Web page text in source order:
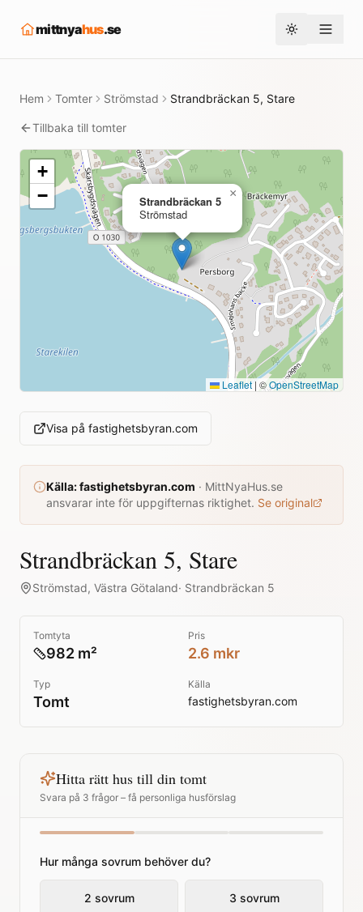
mittnyahus.se Toggle theme
Hem Tomter Strömstad Strandbräckan 5, Stare
Tillbaka till tomter
Strandbräckan 5
Strömstad
×
+
−
Leaflet | ©OpenStreetMap
Visa på fastighetsbyran.com
Källa:fastighetsbyran.com · MittNyaHus.se
ansvarar inte för uppgifternas riktighet. Se original
Strandbräckan 5, Stare
Strömstad, Västra Götaland· Strandbräckan 5
Tomtyta
982 m²
Pris
2.6 mkr
Typ
Tomt
Källa
fastighetsbyran.com
Hitta rätt hus till din tomt
Svara på 3 frågor – få personliga husförslag
Hur många sovrum behöver du?
2 sovrum 3 sovrum